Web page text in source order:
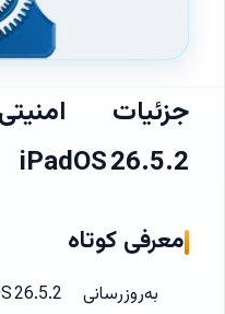
iPadOS 26.5.2
معرفی کوتاه